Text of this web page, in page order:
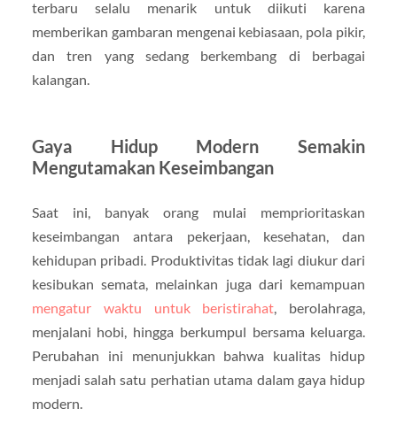
terbaru selalu menarik untuk diikuti karena
memberikan gambaran mengenai kebiasaan, pola pikir,
dan tren yang sedang berkembang di berbagai
kalangan.
Gaya Hidup Modern Semakin
Mengutamakan Keseimbangan
Saat ini, banyak orang mulai memprioritaskan
keseimbangan antara pekerjaan, kesehatan, dan
kehidupan pribadi. Produktivitas tidak lagi diukur dari
kesibukan semata, melainkan juga dari kemampuan
mengatur waktu untuk beristirahat, berolahraga,
menjalani hobi, hingga berkumpul bersama keluarga.
Perubahan ini menunjukkan bahwa kualitas hidup
menjadi salah satu perhatian utama dalam gaya hidup
modern.